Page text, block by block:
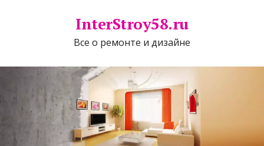
InterStroy58.ru
Все о ремонте и дизайне